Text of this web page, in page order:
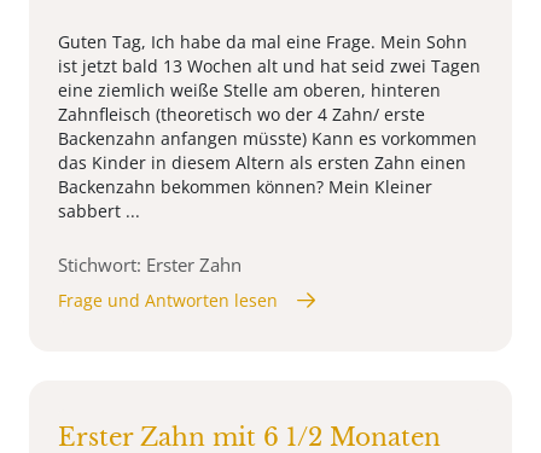
Guten Tag, Ich habe da mal eine Frage. Mein Sohn
ist jetzt bald 13 Wochen alt und hat seid zwei Tagen
eine ziemlich weiße Stelle am oberen, hinteren
Zahnfleisch (theoretisch wo der 4 Zahn/ erste
Backenzahn anfangen müsste) Kann es vorkommen
das Kinder in diesem Altern als ersten Zahn einen
Backenzahn bekommen können? Mein Kleiner
sabbert ...
Stichwort: Erster Zahn
Frage und Antworten lesen
Erster Zahn mit 6 1/2 Monaten